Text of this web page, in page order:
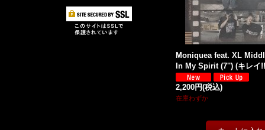
Moniquea feat. XL
In My Spirit (7'') (キレイ
2,200円(税込)
在庫わずか